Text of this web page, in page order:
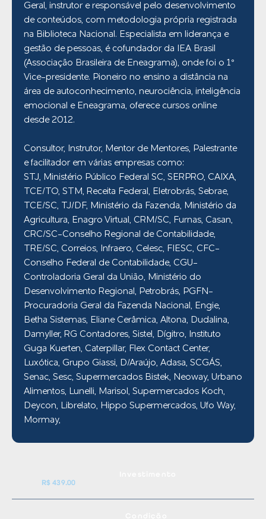
Geral, instrutor e responsável pelo desenvolvimento
de conteúdos, com metodologia própria registrada
na Biblioteca Nacional. Especialista em liderança e
gestão de pessoas, é cofundador da IEA Brasil
(Associação Brasileira de Eneagrama), onde foi o 1º
Vice-presidente. Pioneiro no ensino a distância na
área de autoconhecimento, neurociência, inteligência
emocional e Eneagrama, oferece cursos online
desde 2012.
Consultor, Instrutor, Mentor de Mentores, Palestrante
e facilitador em várias empresas como:
STJ, Ministério Público Federal SC, SERPRO, CAIXA,
TCE/TO, STM, Receita Federal, Eletrobrás, Sebrae,
TCE/SC, TJ/DF, Ministério da Fazenda, Ministério da
Agricultura, Enagro Virtual, CRM/SC, Furnas, Casan,
CRC/SC-Conselho Regional de Contabilidade,
TRE/SC, Correios, Infraero, Celesc, FIESC, CFC-
Conselho Federal de Contabilidade, CGU-
Controladoria Geral da União, Ministério do
Desenvolvimento Regional, Petrobrás, PGFN-
Procuradoria Geral da Fazenda Nacional, Engie,
Betha Sistemas, Eliane Cerâmica, Altona, Dudalina,
Damyller, RG Contadores, Sistel, Dígitro, Instituto
Guga Kuerten, Caterpillar, Flex Contact Center,
Luxótica, Grupo Giassi, D/Araújo, Adasa, SCGÁS,
Senac, Sesc, Supermercados Bistek, Neoway, Urbano
Alimentos, Lunelli, Marisol, Supermercados Koch,
Deycon, Librelato, Hippo Supermercados, Ufo Way,
Mormay,
R$ 439.00